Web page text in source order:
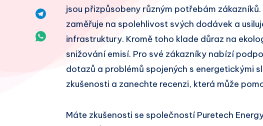
Twitter
Pinterest
Sdílet
Telegram
Sdílet
Whatsapp
jsou přizpůsobeny různým potřebám zákazníků.
zaměřuje na spolehlivost svých dodávek a
infrastruktury. Kromě toho klade důraz na
snižování emisí. Pro své zákazníky nabízí
dotazů a problémů spojených s energetickými
zkušenosti a zanechte recenzi, která může
Máte zkušenosti se společností Puretech